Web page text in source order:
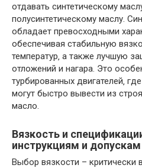
отдавать синтетическому
полусинтетическому маслу.
обладает превосходными
обеспечивая стабильную
температур‚ а также лучшую
отложений и нагара. Это
турбированных двигателей‚
могут быстро вывести из
масло.
Вязкость и
инструкциям и допускам
Выбор вязкости – критически